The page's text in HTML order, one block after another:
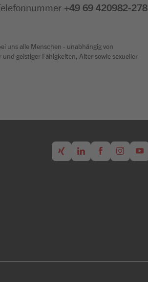
+49 69 420982-278
uns alle Menschen - unabhängig von
geistiger Fähigkeiten, Alter sowie sexueller